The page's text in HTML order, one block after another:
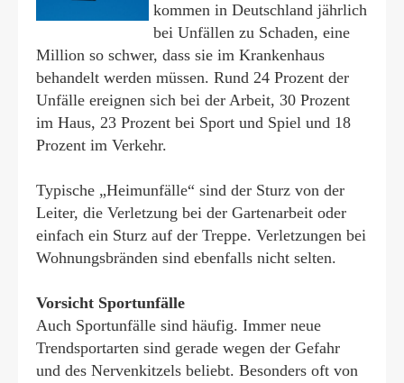
kommen in Deutschland jährlich
bei Unfällen zu Schaden, eine
Million so schwer, dass sie im Krankenhaus
behandelt werden müssen. Rund 24 Prozent der
Unfälle ereignen sich bei der Arbeit, 30 Prozent
im Haus, 23 Prozent bei Sport und Spiel und 18
Prozent im Verkehr.
Typische „Heimunfälle“ sind der Sturz von der
Leiter, die Verletzung bei der Gartenarbeit oder
einfach ein Sturz auf der Treppe. Verletzungen bei
Wohnungsbränden sind ebenfalls nicht selten.
Vorsicht Sportunfälle
Auch Sportunfälle sind häufig. Immer neue
Trendsportarten sind gerade wegen der Gefahr
und des Nervenkitzels beliebt. Besonders oft von